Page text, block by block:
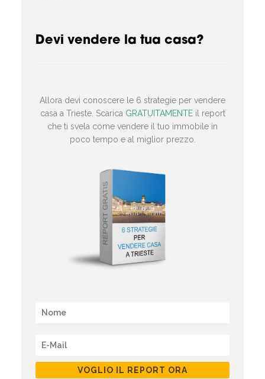
Devi vendere la tua casa?
Allora devi conoscere le 6 strategie per vendere
casa a Trieste. Scarica GRATUITAMENTEil report
che ti svela come vendere il tuo immobile in
poco tempo e al miglior prezzo.
VOGLIO IL REPORT ORA